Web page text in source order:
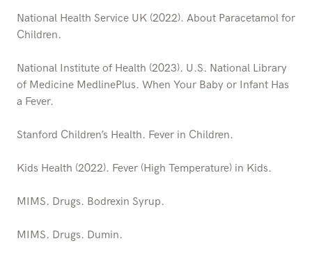
National Health Service UK (2022). About Paracetamol for
Children.
National Institute of Health (2023). U.S. National Library
of Medicine MedlinePlus. When Your Baby or Infant Has
a Fever.
Stanford Children’s Health. Fever in Children.
Kids Health (2022). Fever (High Temperature) in Kids.
MIMS. Drugs. Bodrexin Syrup.
MIMS. Drugs. Dumin.